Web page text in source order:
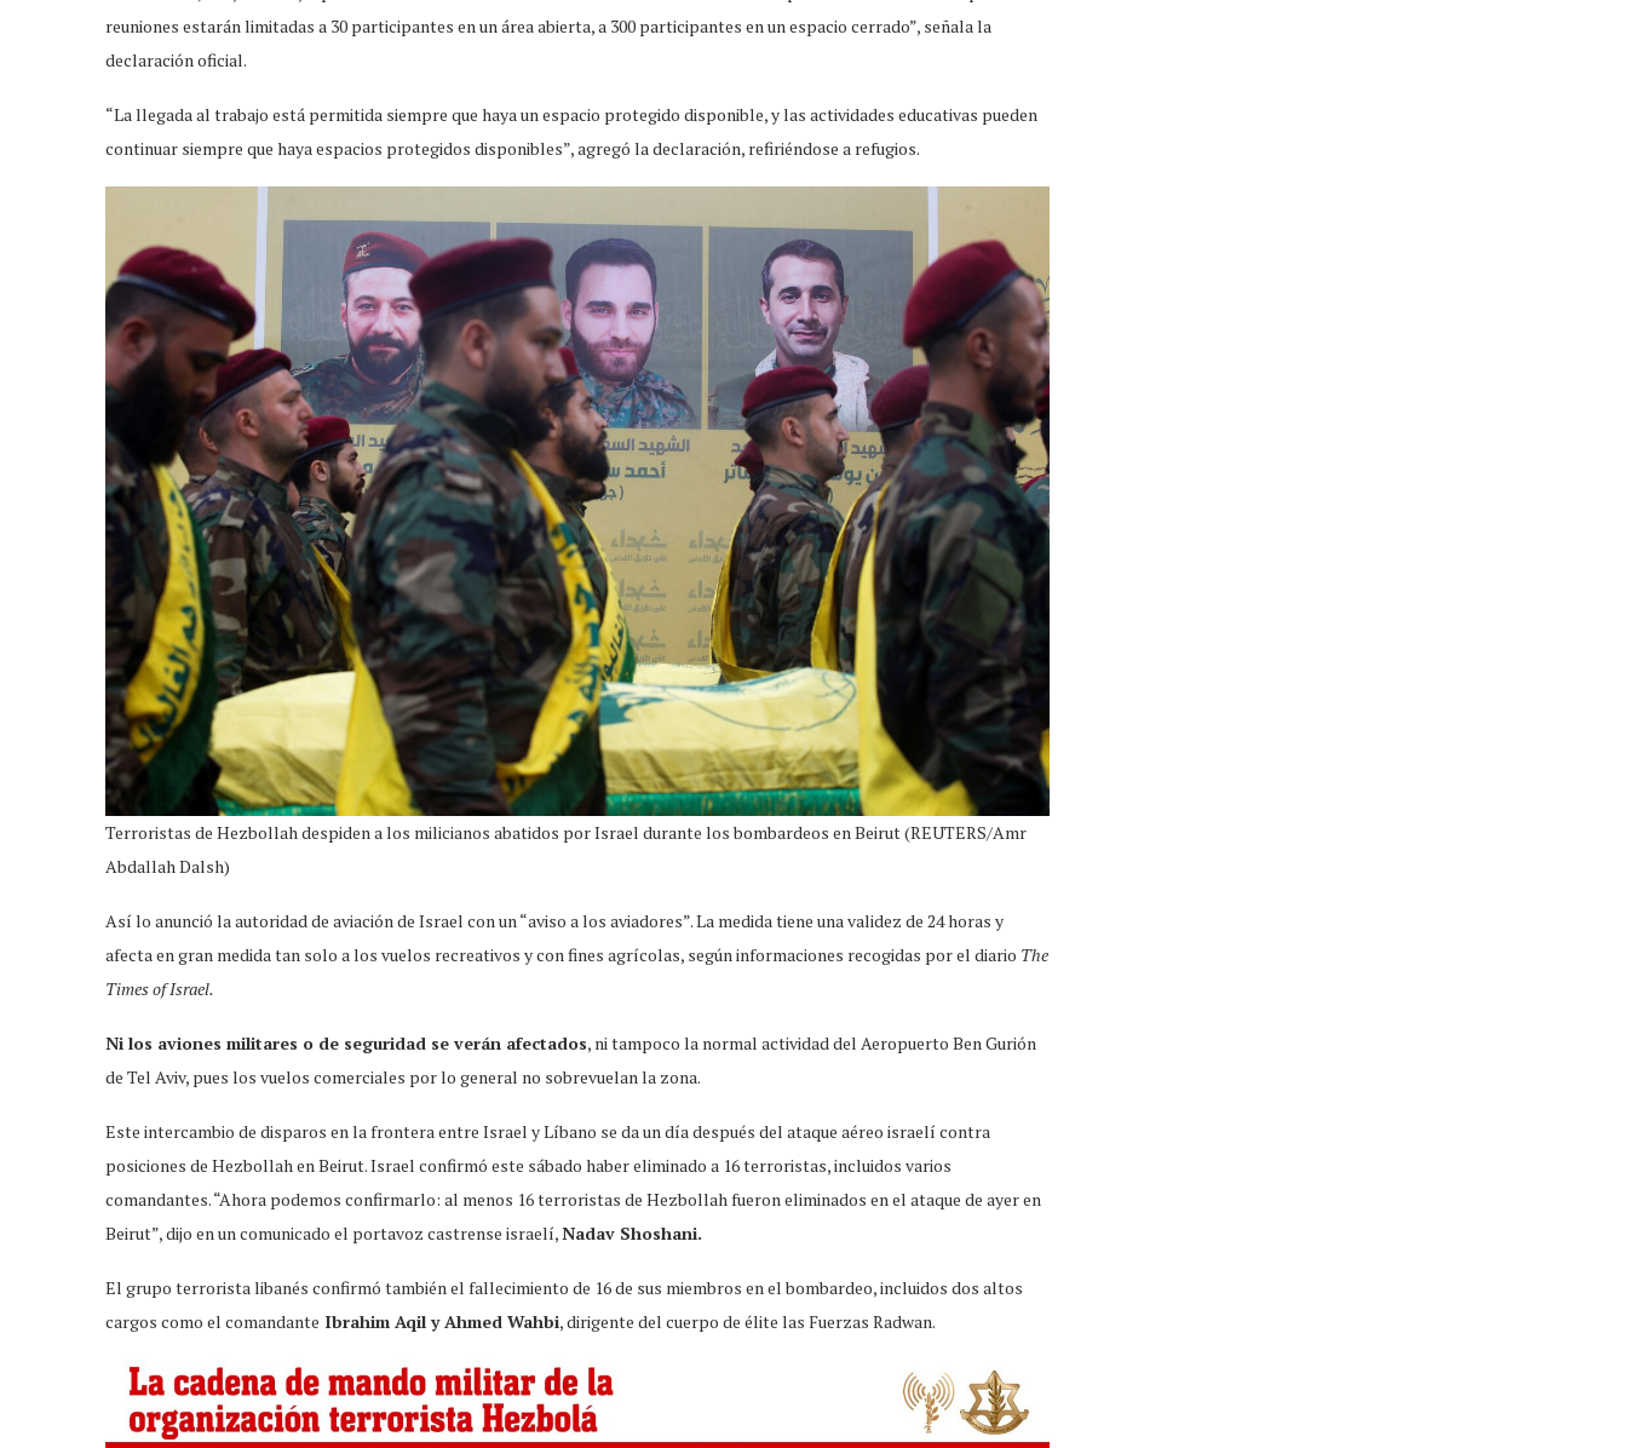
reuniones estarán limitadas a 30 participantes en un área abierta, a 300 participantes en un espacio cerrado”, señala la
declaración oficial.
“La llegada al trabajo está permitida siempre que haya un espacio protegido disponible, y las actividades educativas pueden
continuar siempre que haya espacios protegidos disponibles”, agregó la declaración, refiriéndose a refugios.
Terroristas de Hezbollah despiden a los milicianos abatidos por Israel durante los bombardeos en Beirut (REUTERS/Amr
Abdallah Dalsh)
Así lo anunció la autoridad de aviación de Israel con un “aviso a los aviadores”. La medida tiene una validez de 24 horas y
afecta en gran medida tan solo a los vuelos recreativos y con fines agrícolas, según informaciones recogidas por el diario The
Times of Israel.
Ni los aviones militares o de seguridad se verán afectados, ni tampoco la normal actividad del Aeropuerto Ben Gurión
de Tel Aviv, pues los vuelos comerciales por lo general no sobrevuelan la zona.
Este intercambio de disparos en la frontera entre Israel y Líbano se da un día después del ataque aéreo israelí contra
posiciones de Hezbollah en Beirut. Israel confirmó este sábado haber eliminado a 16 terroristas, incluidos varios
comandantes. “Ahora podemos confirmarlo: al menos 16 terroristas de Hezbollah fueron eliminados en el ataque de ayer en
Beirut”, dijo en un comunicado el portavoz castrense israelí,Nadav Shoshani.
El grupo terrorista libanés confirmó también el fallecimiento de 16 de sus miembros en el bombardeo, incluidos dos altos
cargos como el comandante Ibrahim Aqil y Ahmed Wahbi, dirigente del cuerpo de élite las Fuerzas Radwan.